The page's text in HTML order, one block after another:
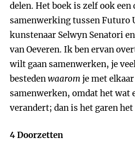
delen. Het boek is zelf ook een
samenwerking tussen Futuro
kunstenaar Selwyn Senatori
van Oeveren. Ik ben ervan
wilt gaan samenwerken, je
bestedenwaarom je met
samenwerken, omdat het wat
verandert; dan is het garen
4 Doorzetten